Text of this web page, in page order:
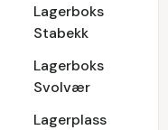
Lagerboks
Stabekk
Lagerboks
Svolvær
Lagerplass